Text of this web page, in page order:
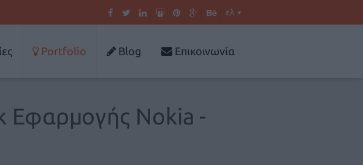
ελ
Portfolio Blog Επικοινωνία
Εφαρμογής Nokia -